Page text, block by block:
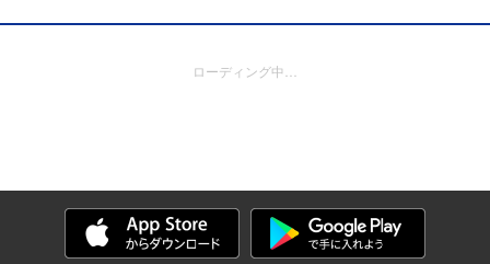
ローディング中…